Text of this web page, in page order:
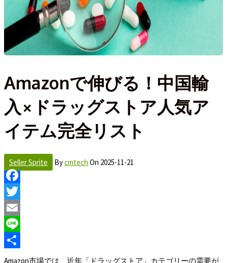
Amazonで伸びる！中国輸
入×ドラッグストア人気ア
イテム完全リスト
Seller Sprite Bycmtech On 2025-11-21
Facebook
Twitter
Email
Line
Share
Amazon市場では、近年「ドラッグストア」カテゴリーの需要が